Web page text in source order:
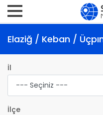
Elaziğ / Keban /
İl
İlçe